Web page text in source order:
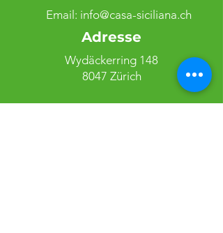
Email: info@casa-siciliana.ch
Adresse
Wydäckerring 148
8047 Zürich